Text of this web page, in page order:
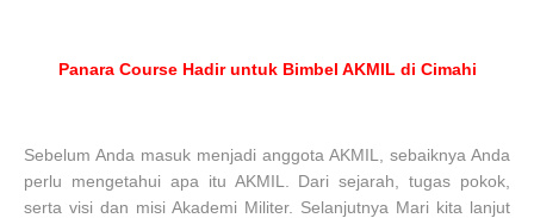
Panara Course Hadir untuk Bimbel AKMIL di Cimahi
Sebelum Anda masuk menjadi anggota AKMIL, sebaiknya Anda
perlu mengetahui apa itu AKMIL. Dari sejarah, tugas pokok,
serta visi dan misi Akademi Militer. Selanjutnya Mari kita lanjut